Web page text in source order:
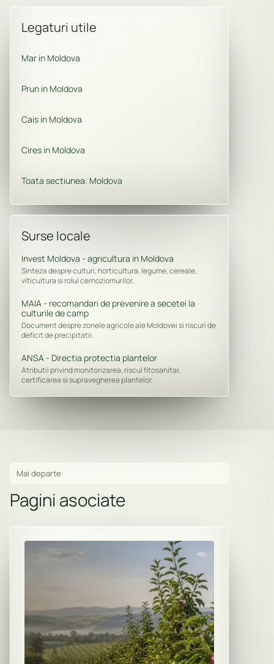
Legaturi utile
Mar in Moldova
Prun in Moldova
Cais in Moldova
Cires in Moldova
Toata sectiunea: Moldova
Surse locale
Invest Moldova - agricultura in Moldova
Sinteza despre culturi, horticultura, legume, cereale,
viticultura si rolul cernoziomurilor.
MAIA - recomandari de prevenire a secetei la
culturile de camp
Document despre zonele agricole ale Moldovei si riscuri de
deficit de precipitatii.
ANSA - Directia protectia plantelor
Atributii privind monitorizarea, riscul fitosanitar,
certificarea si supravegherea plantelor.
Mai departe
Pagini asociate